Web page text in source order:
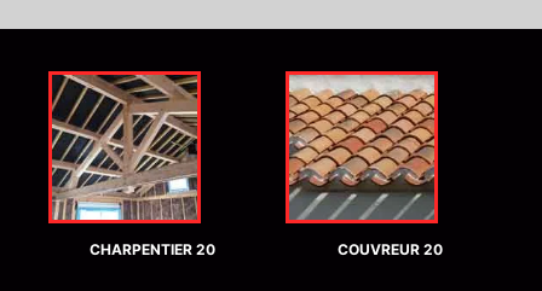
CHARPENTIER 20 COUVREUR 20